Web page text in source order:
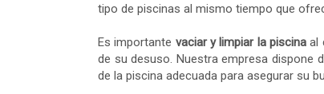
tipo de piscinas al mismo tiempo que
Es importante vaciar y limpiar la piscinaal
de su desuso. Nuestra empresa dispone
de la piscina adecuada para asegurar su